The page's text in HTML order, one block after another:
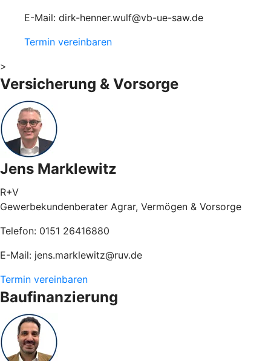
E-Mail: dirk-henner.wulf@vb-ue-saw.de
Termin vereinbaren
>
Versicherung & Vorsorge
Jens Marklewitz
R+V
Gewerbekundenberater Agrar, Vermögen & Vorsorge
Telefon: 0151 26416880
E-Mail: jens.marklewitz@ruv.de
Termin vereinbaren
Baufinanzierung